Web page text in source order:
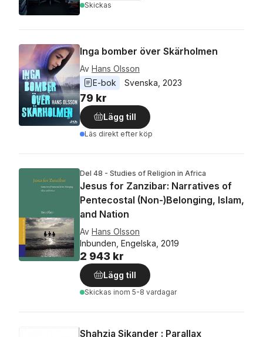
Skickas
Inga bomber över Skärholmen
Av Hans Olsson
E-bok
Svenska 2023
79 kr
Lägg till
Läs direkt efter köp
Del 48 - Studies of Religion in Africa
Jesus for Zanzibar: Narratives of
Pentecostal (Non-)Belonging, Islam,
and Nation
Av Hans Olsson
Inbunden, Engelska, 2019
2 943 kr
Lägg till
Skickas inom 5-8 vardagar
Shahzia Sikander : Parallax